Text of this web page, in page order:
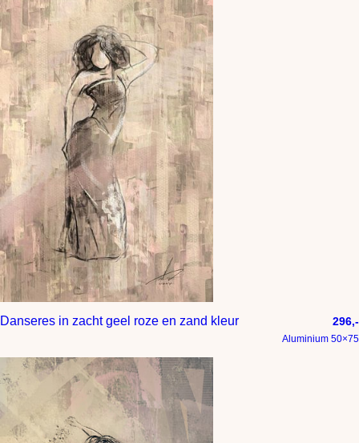
Danseres in zacht geel roze en zand kleur 296,-
Aluminium 50×75